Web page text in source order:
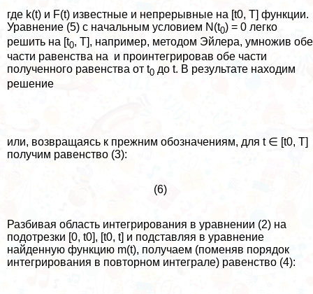
где k(t) и F(t) известные и непрерывные на [t0, T] функции.
Уравнение (5) с начальным условием N(t0) = 0 легко
решить на [t0, T], например, методом Эйлера, умножив обе
части равенства на и проинтегрировав обе части
полученного равенства от t0 до t. В результате находим
решение
или, возвращаясь к прежним обозначениям, для t ∈ [t0, T]
получим равенство (3):
(6)
Разбивая область интегрирования в уравнении (2) на
подотрезки [0, t0], [t0, t] и подставляя в уравнение
найденную функцию m(t), получаем (поменяв порядок
интегрирования в повторном интеграле) равенство (4):